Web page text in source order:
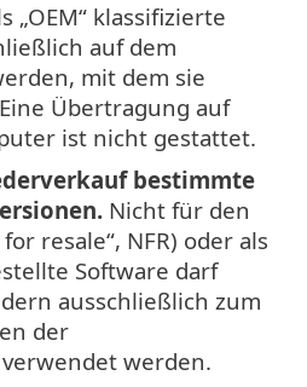
„OEM“ klassifizierte
auf dem
mit dem sie
Übertragung auf
ist nicht gestattet.
bestimmte
Nicht für den
resale“, NFR) oder als
Software darf
ausschließlich zum
der
werden.